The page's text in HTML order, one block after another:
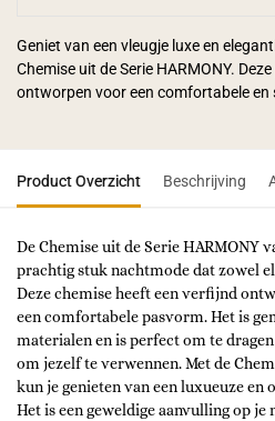
Geniet van een vleugje luxe en
Chemise uit de Serie HARMONY.
ontworpen voor een comfortabele
Product Overzicht Beschrijving
De Chemise uit de Serie HARMONY
prachtig stuk nachtmode dat zowel
Deze chemise heeft een verfijnd
een comfortabele pasvorm. Het is
materialen en is perfect om te
om jezelf te verwennen. Met de
kun je genieten van een luxueuze en
Het is een geweldige aanvulling op